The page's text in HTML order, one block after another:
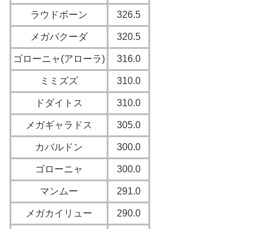
ラウドボーン 326.5
メガバクーダ 320.5
ゴローニャ(アローラ) 316.0
ミミズズ 310.0
ドダイトス 310.0
メガギャラドス 305.0
カバルドン 300.0
ゴローニャ 300.0
マンムー 291.0
メガカイリュー 290.0